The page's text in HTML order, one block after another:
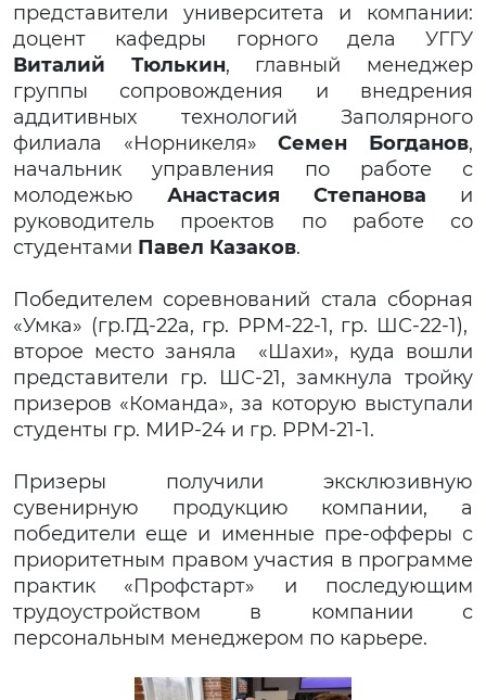
представители университета и компании:
доцент кафедры горного дела УГГУ
Виталий Тюлькин, главный менеджер
группы сопровождения и внедрения
аддитивных технологий Заполярного
филиала «Норникеля»Семен Богданов,
начальник управления по работе с
молодежью Анастасия Степанова и
руководитель проектов по работе со
студентами Павел Казаков.
Победителем соревнований стала сборная
«Умка» (гр.ГД-22а, гр. РРМ-22-1, гр. ШС-22-1),
второе место заняла «Шахи», куда вошли
представители гр. ШС-21, замкнула тройку
призеров «Команда», за которую выступали
студенты гр. МИР-24 и гр. РРМ-21-1.
Призеры получили эксклюзивную
сувенирную продукцию компании, а
победители еще и именные пре-офферы с
приоритетным правом участия в программе
практик «Профстарт» и последующим
трудоустройством в компании с
персональным менеджером по карьере.